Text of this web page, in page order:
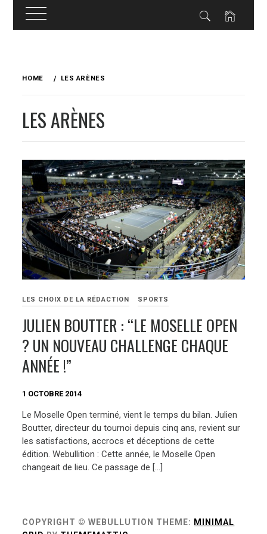
HOME LES ARÈNES
LES ARÈNES
LES CHOIX DE LA RÉDACTION SPORTS
JULIEN BOUTTER : “LE MOSELLE OPEN
? UN NOUVEAU CHALLENGE CHAQUE
ANNÉE !”
1 OCTOBRE 2014
Le Moselle Open terminé, vient le temps du bilan. Julien
Boutter, directeur du tournoi depuis cinq ans, revient sur
les satisfactions, accrocs et déceptions de cette
édition. Webullition : Cette année, le Moselle Open
changeait de lieu. Ce passage de […]
COPYRIGHT © WEBULLUTION THEME: MINIMAL